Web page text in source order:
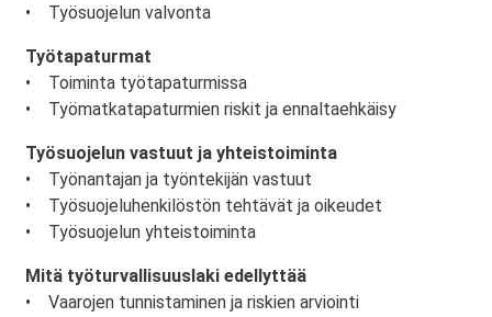
• Työsuojelun valvonta
Työtapaturmat
• Toiminta työtapaturmissa
• Työmatkatapaturmien riskit ja ennaltaehkäisy
Työsuojelun vastuut ja yhteistoiminta
• Työnantajan ja työntekijän vastuut
• Työsuojeluhenkilöstön tehtävät ja oikeudet
• Työsuojelun yhteistoiminta
Mitä työturvallisuuslaki edellyttää
• Vaarojen tunnistaminen ja riskien arviointi